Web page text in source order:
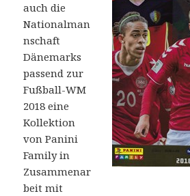
auch die
Nationalman
nschaft
Dänemarks
passend zur
Fußball-WM
2018 eine
Kollektion
von Panini
Family in
Zusammenar
beit mit